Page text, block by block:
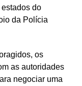
do
da Polícia
os
as autoridades
negociar uma